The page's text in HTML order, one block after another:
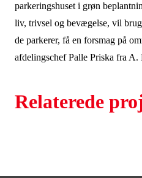
parkeringshuset i grøn
liv, trivsel og bevægelse, vil
de parkerer, få en forsmag på
afdelingschef Palle Priska fra A.
Relaterede